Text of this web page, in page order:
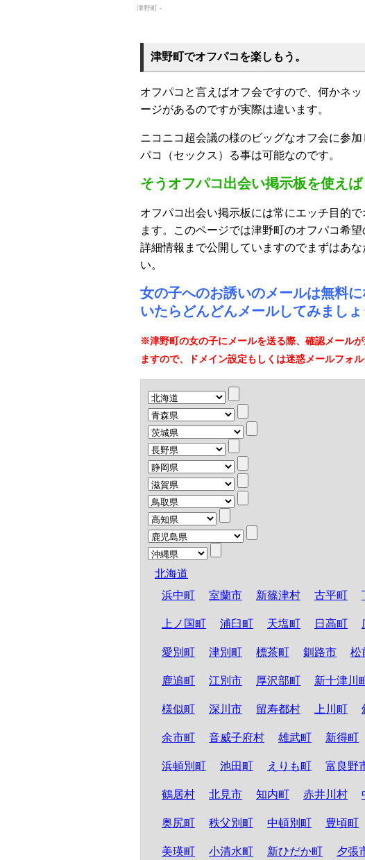
津野町 -
津野町でオフパコを楽しもう。
オフパコと言えばオフ会ですので、何かネ
ージがあるのですが実際は違います。
ニコニコ超会議の様のビッグなオフ会に参
パコ（セックス）る事は可能なのです。
そうオフパコ出会い掲示板を使えば
オフパコ出会い掲示板には常にエッチ目的
ます。このページでは津野町のオフパコ希
詳細情報まで公開していますのでまずはあ
い。
女の子へのお誘いのメールは無料
いたらどんどんメールしてみましょ
※津野町の女の子にメールを送る際、確認メール
ますので、ドメイン設定もしくは迷惑メールフォ
北海道
浜中町
室蘭市 新篠津村 古平町
上ノ国町 浦臼町 天塩町 日高町
愛別町 津別町 標茶町 釧路市 松
鹿追町 江別市 厚沢部町 新十津川
様似町 深川市 留寿都村 上川町
余市町 音威子府村 雄武町 新得町
浜頓別町 池田町 えりも町 富良野
鶴居村 北見市 知内町 赤井川村
奥尻町 秩父別町 中頓別町 豊頃町
美瑛町 小清水町 新ひだか町 夕張